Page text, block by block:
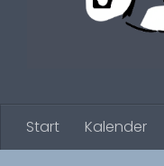
Start Kalender